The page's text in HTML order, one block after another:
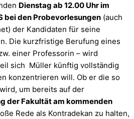
Dienstag ab 12.00 Uhr im
bei den Probevorlesungen (auch
der Kandidaten für seine
Die kurzfristige Berufung eines
einer Professorin – wird
sich Müller künftig vollständig
konzentrieren will. Ob er die so
um bereits auf der
der Fakultät am kommenden
Rede als Kontradekan zu halten,